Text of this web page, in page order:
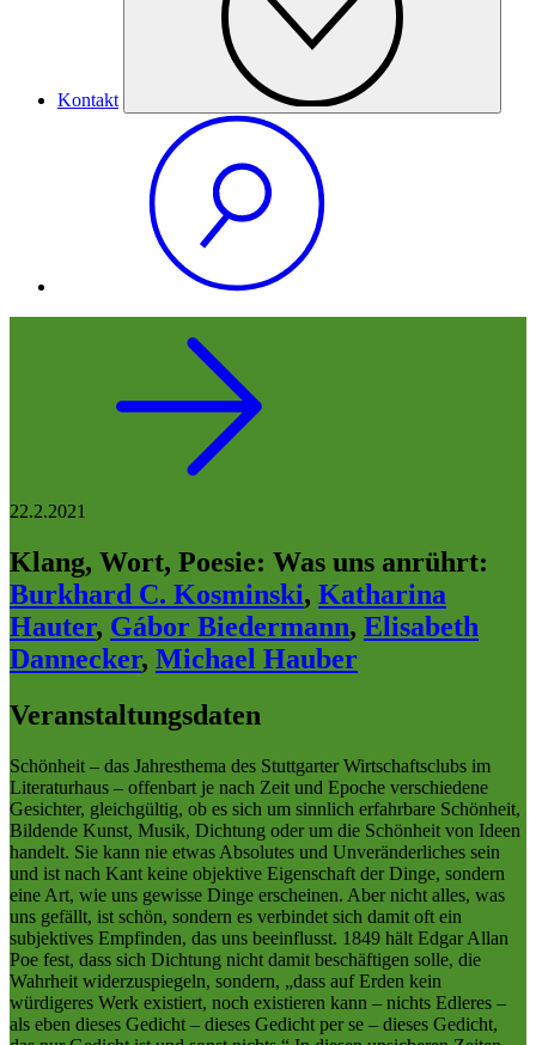
Kontakt
22.2.2021
Klang, Wort, Poesie: Was uns anrührt:
Burkhard C. Kosminski, Katharina
Hauter, Gábor Biedermann, Elisabeth
Dannecker, Michael Hauber
Veranstaltungsdaten
Schönheit – das Jahresthema des Stuttgarter Wirtschaftsclubs im
Literaturhaus – offenbart je nach Zeit und Epoche verschiedene
Gesichter, gleichgültig, ob es sich um sinnlich erfahrbare Schönheit,
Bildende Kunst, Musik, Dichtung oder um die Schönheit von Ideen
handelt. Sie kann nie etwas Absolutes und Unveränderliches sein
und ist nach Kant keine objektive Eigenschaft der Dinge, sondern
eine Art, wie uns gewisse Dinge erscheinen. Aber nicht alles, was
uns gefällt, ist schön, sondern es verbindet sich damit oft ein
subjektives Empfinden, das uns beeinflusst. 1849 hält Edgar Allan
Poe fest, dass sich Dichtung nicht damit beschäftigen solle, die
Wahrheit widerzuspiegeln, sondern, „dass auf Erden kein
würdigeres Werk existiert, noch existieren kann – nichts Edleres –
als eben dieses Gedicht – dieses Gedicht per se – dieses Gedicht,